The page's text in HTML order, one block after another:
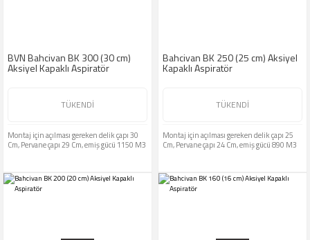
BVN Bahcivan BK 300 (30 cm)
Aksiyel Kapaklı Aspiratör
TÜKENDİ
Montaj için açılması gereken delik çapı 30
Cm, Pervane çapı 29 Cm, emiş gücü 1150 M3
Bahcivan BK 250 (25 cm) Aksiyel
Kapaklı Aspiratör
TÜKENDİ
Montaj için açılması gereken delik çapı 25
Cm, Pervane çapı 24 Cm, emiş gücü 890 M3